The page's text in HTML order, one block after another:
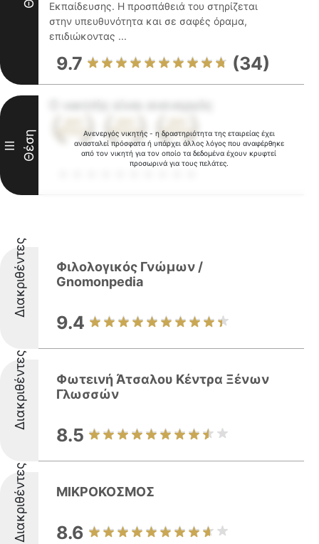
Εκπαίδευσης. Η προσπάθειά του στηρίζεται
στην υπευθυνότητα και σε σαφές όραμα,
επιδιώκοντας ...
9.7 (34)
Ανενεργός νικητής - η δραστηριότητα της εταιρείας έχει
ανασταλεί πρόσφατα ή υπάρχει άλλος λόγος που αναφέρθηκε
από τον νικητή για τον οποίο τα δεδομένα έχουν κρυφτεί
προσωρινά για τους πελάτες.
III Θέση
Διακριθέντες
Φιλολογικός Γνώμων /
Gnomonpedia
9.4
Διακριθέντες
Φωτεινή Άτσαλου Κέντρα Ξένων
Γλωσσών
8.5
Διακριθέντες ΜΙΚΡΟΚΟΣΜΟΣ
8.6